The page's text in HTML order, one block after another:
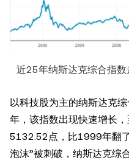
近25年纳斯达克综合指
以科技股为主的纳斯达克
年，该指数出现快速增长
5132.52点，比1999年翻
泡沫”被刺破，纳斯达克综